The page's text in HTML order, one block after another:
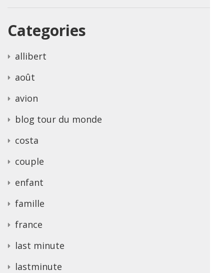
Categories
allibert
août
avion
blog tour du monde
costa
couple
enfant
famille
france
last minute
lastminute